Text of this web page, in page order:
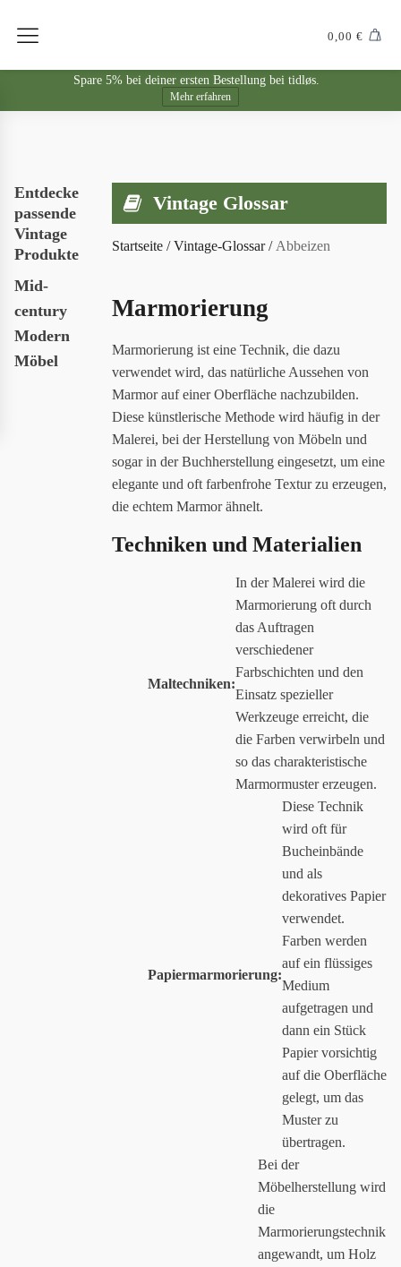
0,00 €
Spare 5% bei deiner ersten Bestellung bei tidløs.
Mehr erfahren
Entdecke
passende
Vintage
Produkte
Mid-
century
Modern
Möbel
Vintage Glossar
Startseite /Vintage-Glossar/ Abbeizen
Marmorierung
Marmorierung ist eine Technik, die dazu
verwendet wird, das natürliche Aussehen von
Marmor auf einer Oberfläche nachzubilden.
Diese künstlerische Methode wird häufig in der
Malerei, bei der Herstellung von Möbeln und
sogar in der Buchherstellung eingesetzt, um eine
elegante und oft farbenfrohe Textur zu erzeugen,
die echtem Marmor ähnelt.
Techniken und Materialien
Maltechniken:
In der Malerei wird die
Marmorierung oft durch
das Auftragen
verschiedener
Farbschichten und den
Einsatz spezieller
Werkzeuge erreicht, die
die Farben verwirbeln und
so das charakteristische
Marmormuster erzeugen.
Papiermarmorierung:
Diese Technik
wird oft für
Bucheinbände
und als
dekoratives Papier
verwendet.
Farben werden
auf ein flüssiges
Medium
aufgetragen und
dann ein Stück
Papier vorsichtig
auf die Oberfläche
gelegt, um das
Muster zu
übertragen.
Bei der
Möbelherstellung wird
die
Marmorierungstechnik
angewandt, um Holz